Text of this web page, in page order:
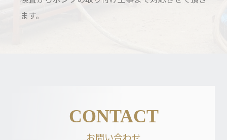
ます。
CONTACT
お問い合わせ